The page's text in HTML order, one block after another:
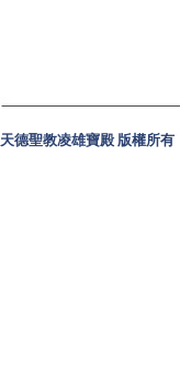
天德聖教凌雄寶殿 版權所有